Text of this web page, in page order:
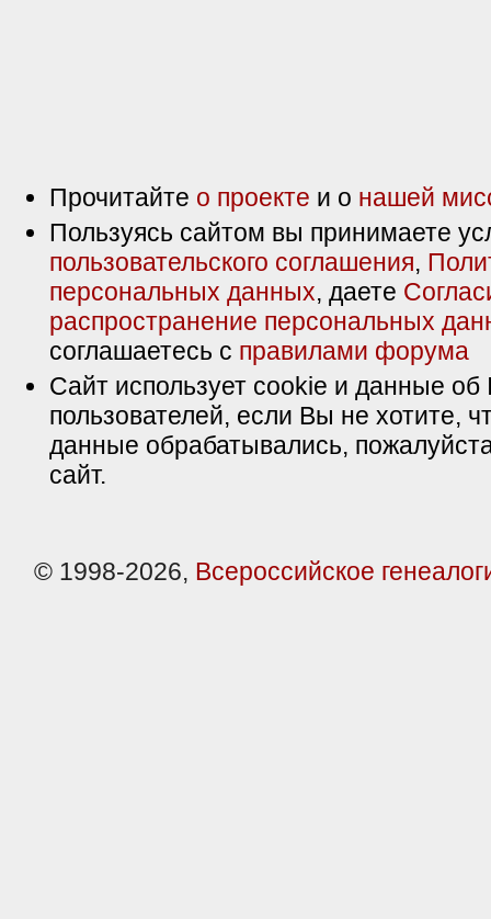
Прочитайте о проекте и о нашей
Пользуясь сайтом вы принимаете
пользовательского соглашения,
персональных данных, даете
распространение персональных
соглашаетесь с правилами форума
Сайт использует cookie и данные об
пользователей, если Вы не хотите,
данные обрабатывались,
сайт.
© 1998-2026, Всероссийское